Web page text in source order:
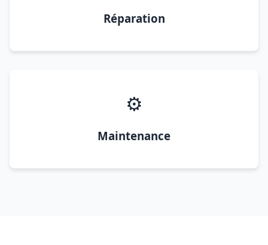
Réparation
⚙️
Maintenance